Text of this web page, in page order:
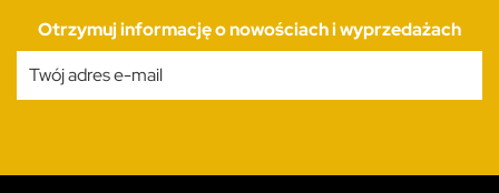
Otrzymuj informację o nowościach i wyprzedażach